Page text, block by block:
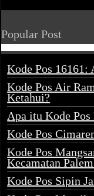
Popular Post
Kode Pos 16161:
Kode Pos Air
Ketahui?
Apa itu Kode Pos
Kode Pos
Kode Pos
Kecamatan
Kode Pos Sipin